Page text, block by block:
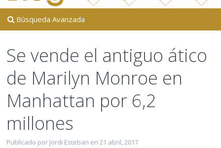
Búsqueda Avanzada
Se vende el antiguo ático
de Marilyn Monroe en
Manhattan por 6,2
millones
Publicado por Jordi Esteban en 21 abril, 2017